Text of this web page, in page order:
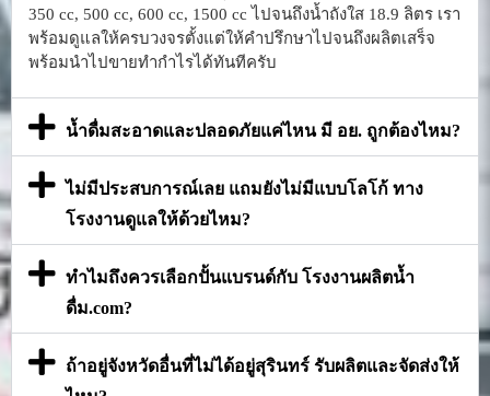
350 cc, 500 cc, 600 cc, 1500 cc ไปจนถึงน้ำถังใส 18.9 ลิตร เรา
พร้อมดูแลให้ครบวงจรตั้งแต่ให้คำปรึกษาไปจนถึงผลิตเสร็จ
พร้อมนำไปขายทำกำไรได้ทันทีครับ
น้ำดื่มสะอาดและปลอดภัยแค่ไหน มี อย. ถูกต้องไหม?
ไม่มีประสบการณ์เลย แถมยังไม่มีแบบโลโก้ ทาง
โรงงานดูแลให้ด้วยไหม?
ทำไมถึงควรเลือกปั้นแบรนด์กับ โรงงานผลิตน้ำ
ดื่ม.com?
ถ้าอยู่จังหวัดอื่นที่ไม่ได้อยู่สุรินทร์ รับผลิตและจัดส่งให้